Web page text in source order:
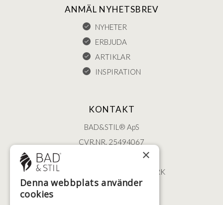
ANMÄL NYHETSBREV
NYHETER
ERBJUDA
ARTIKLAR
INSPIRATION
KONTAKT
BAD&STIL® ApS
CVR.NR. 25494067
ØSTERBROGADE 202
2100 KØBENHAVN • DANMARK
+46 (0)79 008 12 60
×
Denna webbplats använder
cookies